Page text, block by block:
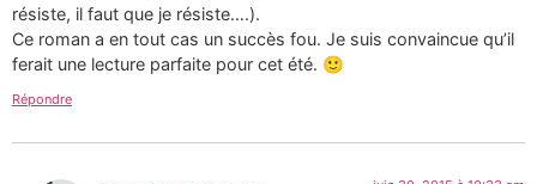
résiste, il faut que je résiste….).
Ce roman a en tout cas un succès fou. Je suis convaincue qu’il
ferait une lecture parfaite pour cet été. 🙂
Répondre